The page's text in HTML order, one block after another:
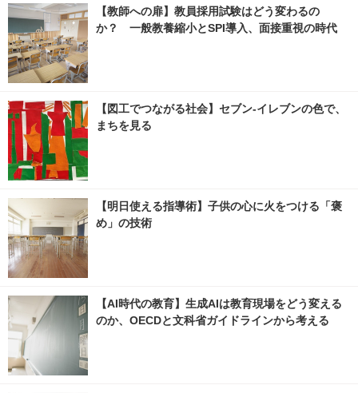
【教師への扉】教員採用試験はどう変わるの
か？ 一般教養縮小とSPI導入、面接重視の時代
【図工でつながる社会】セブン‐イレブンの色で、
まちを見る
【明日使える指導術】子供の心に火をつける「褒
め」の技術
【AI時代の教育】生成AIは教育現場をどう変える
のか、OECDと文科省ガイドラインから考える